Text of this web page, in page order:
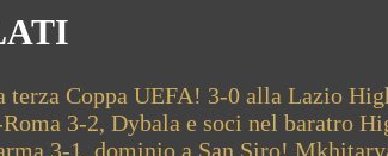
Coppa UEFA! 3-0 alla Lazio
3-2, Dybala e soci nel baratro
3-1, dominio a San Siro!